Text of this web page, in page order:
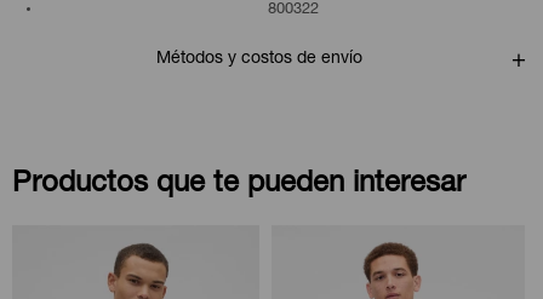
800322
Métodos y costos de envío
Productos que te pueden interesar